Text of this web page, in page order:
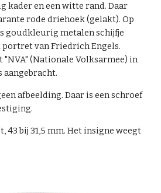
kader en een witte rand. Daar
rode driehoek (gelakt). Op
goudkleurig metalen schijfje
van Friedrich Engels.
"NVA" (Nationale Volksarmee) in
afbeelding. Daar is een schroef
43 bij 31,5 mm. Het insigne weegt